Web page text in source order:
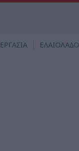
ΕΡΓΑΣΙΑ ΕΛΑΙΟΛΑΔΟ